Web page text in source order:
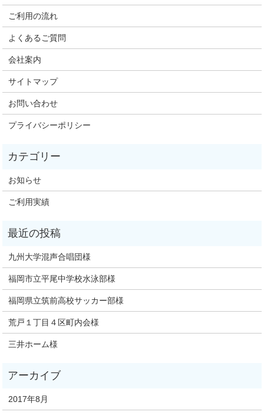
ご利用の流れ
よくあるご質問
会社案内
サイトマップ
お問い合わせ
プライバシーポリシー
お知らせ
ご利用実績
九州大学混声合唱団様
福岡市立平尾中学校水泳部様
福岡県立筑前高校サッカー部様
荒戸１丁目４区町内会様
三井ホーム様
2017年8月